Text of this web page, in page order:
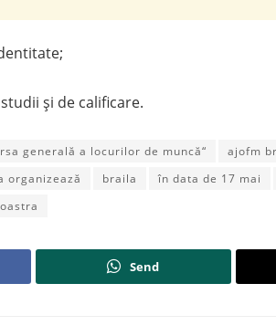
şi de calificare.
generală a locurilor de muncă“
ajofm
organizează
braila în data de 17 mai
Send